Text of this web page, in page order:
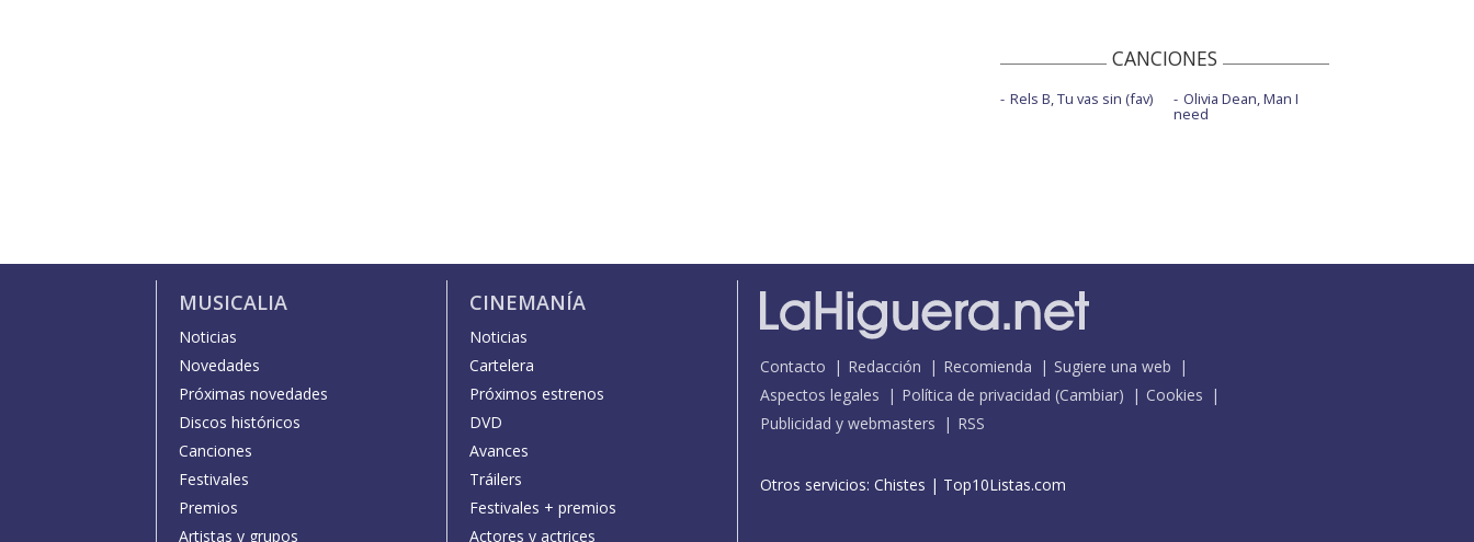
CANCIONES
Rels B, Tu vas sin (fav) Olivia Dean, Man I
need
MUSICALIA
Noticias
Novedades
Próximas novedades
Discos históricos
Canciones
Festivales
Premios
Artistas y grupos
CINEMANÍA
Noticias
Cartelera
Próximos estrenos
DVD
Avances
Tráilers
Festivales + premios
Actores y actrices
Contacto Redacción Recomienda
Sugiere una web
Aspectos legales
Política de privacidad (Cambiar)
Cookies
Publicidad y webmasters
RSS
Otros servicios: Chistes | Top10Listas.com